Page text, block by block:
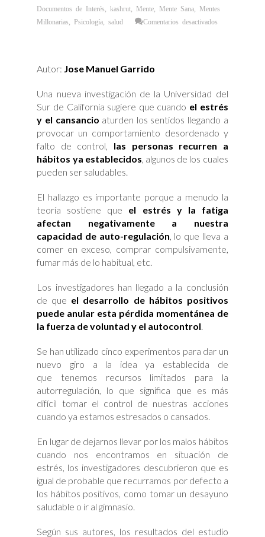
Documentos de Interés
,kashrut Mente Mente Sana
Mentes
Millonarias
Psicología ,salud
Comentarios desactivados
a
Combatir
Autor: Jose Manuel Garrido
Una nueva investigación de la Universidad del
Sur de California sugiere que cuando el estrés
y el cansancio aturden los sentidos llegando a
provocar un comportamiento desordenado y
falto de control, las personas recurren a
hábitos ya establecidos , algunos de los cuales
pueden ser saludables.
El hallazgo es importante porque a menudo la
teoría sostiene que el estrés y la fatiga
afectan negativamente a nuestra
capacidad de auto-regulación , lo que lleva a
comer en exceso, comprar compulsivamente,
fumar más de lo habitual, etc.
Los investigadores han llegado a la conclusión
de que el desarrollo de hábitos positivos
puede anular esta pérdida momentánea de
la fuerza de voluntad y el autocontrol
Se han utilizado cinco experimentos para dar un
nuevo giro a la idea ya establecida de
que tenemos recursos limitados para la
autorregulación, lo que significa que es más
difícil tomar el control de nuestras acciones
cuando ya estamos estresados ​​o cansados.
En lugar de dejarnos llevar por los malos hábitos
cuando nos encontramos en situación de
estrés, los investigadores descubrieron que es
igual de probable que recurramos por defecto a
los hábitos positivos, como tomar un desayuno
saludable o ir al gimnasio.
Según sus autores, los resultados del estudio